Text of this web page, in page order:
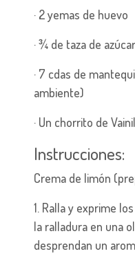
· 2 yemas de huevo
· ¾ de taza de azúcar
· 7 cdas de
ambiente)
· Un chorrito de
Instrucciones:
Crema de limón
1. Ralla y exprime
la ralladura en una
desprendan un